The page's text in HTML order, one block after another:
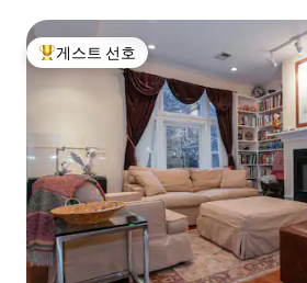
상위 게스트 선호
게스트 선호